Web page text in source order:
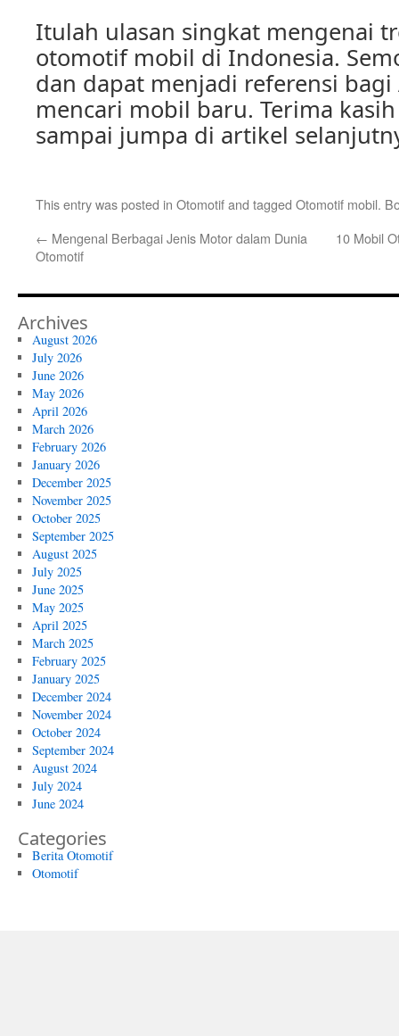
Itulah ulasan singkat mengenai
otomotif mobil di Indonesia.
dan dapat menjadi referensi bagi
mencari mobil baru. Terima
sampai jumpa di artikel
This entry was posted in Otomotifand tagged Otomotif mobil.
← Mengenal Berbagai Jenis Motor dalam Dunia
Otomotif
10 Mobil
Archives
August 2026
July 2026
June 2026
May 2026
April 2026
March 2026
February 2026
January 2026
December 2025
November 2025
October 2025
September 2025
August 2025
July 2025
June 2025
May 2025
April 2025
March 2025
February 2025
January 2025
December 2024
November 2024
October 2024
September 2024
August 2024
July 2024
June 2024
Categories
Berita Otomotif
Otomotif